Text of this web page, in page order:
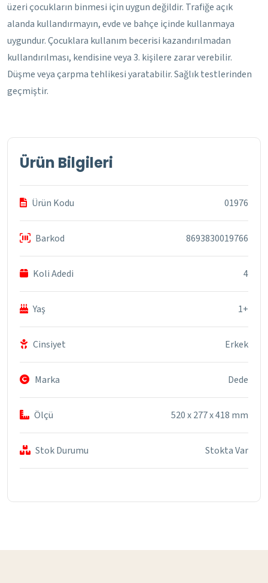
üzeri çocukların binmesi için uygun değildir. Trafiğe açık
alanda kullandırmayın, evde ve bahçe içinde kullanmaya
uygundur. Çocuklara kullanım becerisi kazandırılmadan
kullandırılması, kendisine veya 3. kişilere zarar verebilir.
Düşme veya çarpma tehlikesi yaratabilir. Sağlık testlerinden
geçmiştir.
Ürün Bilgileri
Ürün Kodu 01976
Barkod 8693830019766
Koli Adedi 4
Yaş 1+
Cinsiyet Erkek
Marka Dede
Ölçü 520 x 277 x 418 mm
Stok Durumu Stokta Var